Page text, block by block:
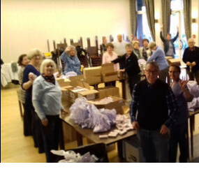
Zum Hauptinhalt springen
Erklärung zur Barrierefreiheit anzeigen